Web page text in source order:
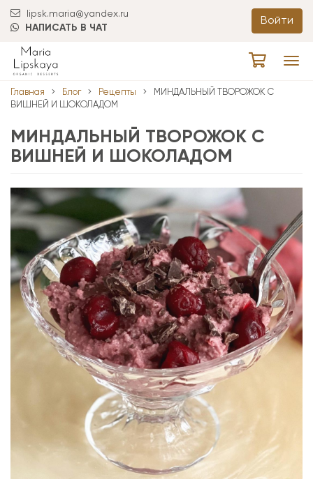
lipsk.maria@yandex.ru
НАПИСАТЬ В ЧАТ
Войти
Главная Блог Рецепты
МИНДАЛЬНЫЙ ТВОРОЖОК С
ВИШНЕЙ И ШОКОЛАДОМ
МИНДАЛЬНЫЙ ТВОРОЖОК С
ВИШНЕЙ И ШОКОЛАДОМ